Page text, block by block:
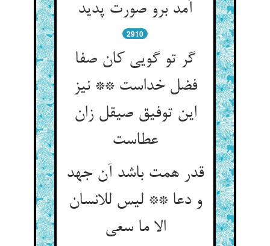
آمد برو صورت پدید
2910
گر تو گویی کان صفا
فضل خداست ** نیز
این توفیق صیقل زان
عطاست
قدر همت باشد آن جهد
و دعا ** لیس للانسان
الا ما سعی